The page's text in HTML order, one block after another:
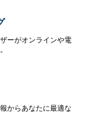
ーがオンラインや電
からあなたに最適な